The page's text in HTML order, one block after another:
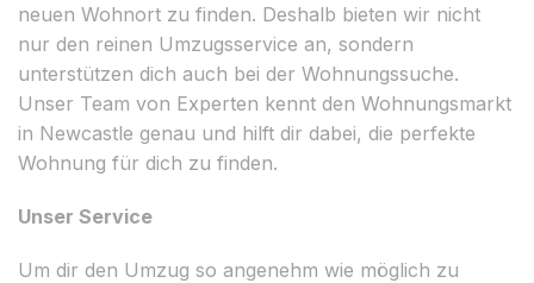
neuen Wohnort zu finden. Deshalb bieten wir nicht
nur den reinen Umzugsservice an, sondern
unterstützen dich auch bei der Wohnungssuche.
Unser Team von Experten kennt den Wohnungsmarkt
in Newcastle genau und hilft dir dabei, die perfekte
Wohnung für dich zu finden.
Unser Service
Um dir den Umzug so angenehm wie möglich zu